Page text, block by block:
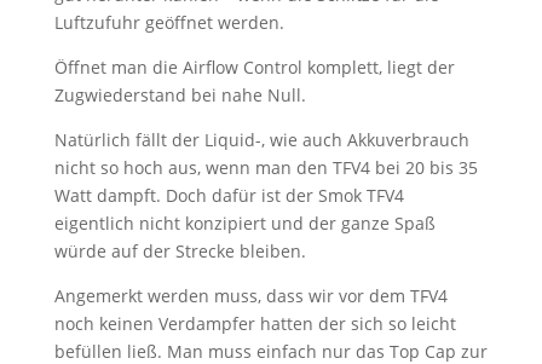
Luftzufuhr geöffnet werden.
Öffnet man die Airflow Control komplett, liegt der
Zugwiederstand bei nahe Null.
Natürlich fällt der Liquid-, wie auch Akkuverbrauch
nicht so hoch aus, wenn man den TFV4 bei 20 bis 35
Watt dampft. Doch dafür ist der Smok TFV4
eigentlich nicht konzipiert und der ganze Spaß
würde auf der Strecke bleiben.
Angemerkt werden muss, dass wir vor dem TFV4
noch keinen Verdampfer hatten der sich so leicht
befüllen ließ. Man muss einfach nur das Top Cap zur